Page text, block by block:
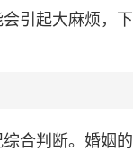
引起大麻烦，下
合判断。婚姻的